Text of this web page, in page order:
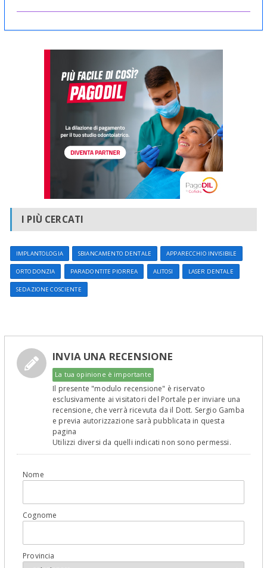
I PIÙ CERCATI
IMPLANTOLOGIA SBIANCAMENTO DENTALE APPARECCHIO INVISIBILE
ORTODONZIA PARADONTITE PIORREA ALITOSI LASER DENTALE
SEDAZIONE COSCIENTE
INVIA UNA RECENSIONE
La tua opinione è importante
Il presente "modulo recensione" è riservato
esclusivamente ai visitatori del Portale per inviare una
recensione, che verrà ricevuta da il Dott. Sergio Gamba
e previa autorizzazione sarà pubblicata in questa
pagina
Utilizzi diversi da quelli indicati non sono permessi.
Nome
Cognome
Provincia